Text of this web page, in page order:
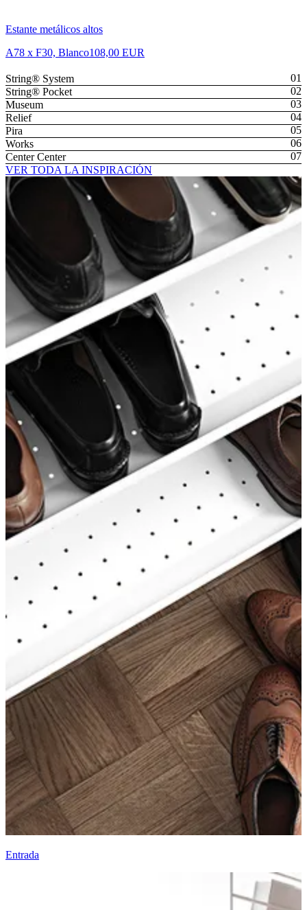
Estante metálicos altos
A78 x F30, Blanco108,00 EUR
String® System
String® Pocket
Museum
Relief
Pira
Works
Center Center
VER TODA LA INSPIRACIÓN
Entrada